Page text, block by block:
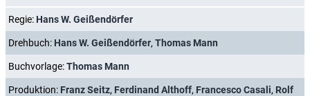
Regie: Hans W. Geißendörfer
Drehbuch: Hans W. Geißendörfer, Thomas Mann
Buchvorlage:Thomas Mann
Produktion: Franz Seitz, Ferdinand Althoff, Francesco Casali, Rolf